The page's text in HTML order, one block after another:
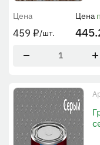
Цена
459 ₽/шт.
Цена